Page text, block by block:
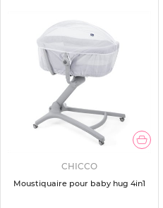
CHICCO
Moustiquaire pour baby hug 4in1